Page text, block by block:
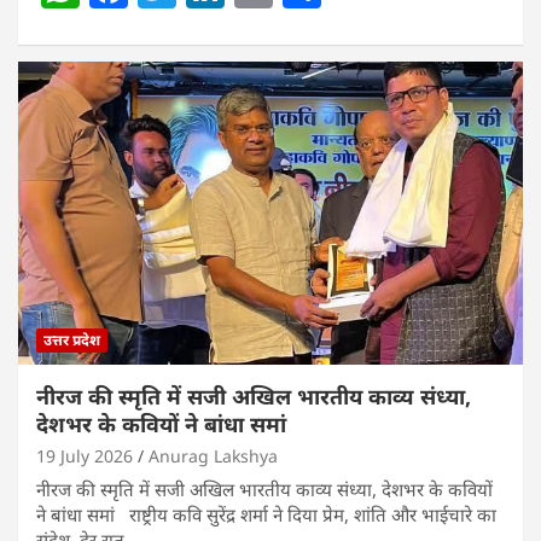
at
s
A
p
p
c
e
b
o
o
k
itt
er
k
e
dI
n
ai
l
ar
e
उत्तर प्रदेश
नीरज की स्मृति में सजी अखिल भारतीय काव्य संध्या,
देशभर के कवियों ने बांधा समां
19 July 2026 Anurag Lakshya
नीरज की स्मृति में सजी अखिल भारतीय काव्य संध्या, देशभर के कवियों
ने बांधा समां राष्ट्रीय कवि सुरेंद्र शर्मा ने दिया प्रेम, शांति और भाईचारे का